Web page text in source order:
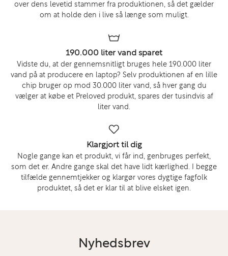
over dens levetid stammer fra produktionen, så det gælder
om at holde den i live så længe som muligt.
190.000 liter vand sparet
Vidste du, at der gennemsnitligt bruges hele 190.000 liter
vand på at producere en laptop? Selv produktionen af en lille
chip bruger op mod 30.000 liter vand, så hver gang du
vælger at købe et Preloved produkt, spares der tusindvis af
liter vand.
Klargjort til dig
Nogle gange kan et produkt, vi får ind, genbruges perfekt,
som det er. Andre gange skal det have lidt kærlighed. I begge
tilfælde gennemtjekker og klargør vores dygtige fagfolk
produktet, så det er klar til at blive elsket igen.
Nyhedsbrev